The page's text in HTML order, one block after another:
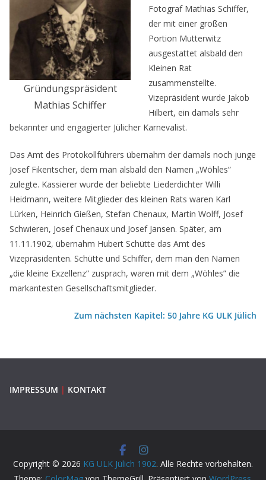
Gründungspräsident
Mathias Schiffer
Fotograf Mathias Schiffer,
der mit einer großen
Portion Mutterwitz
ausgestattet alsbald den
Kleinen Rat
zusammenstellte.
Vizepräsident wurde Jakob
Hilbert, ein damals sehr
bekannter und engagierter Jülicher Karnevalist.
Das Amt des Protokollführers übernahm der damals noch junge
Josef Fikentscher, dem man alsbald den Namen „Wöhles”
zulegte. Kassierer wurde der beliebte Liederdichter Willi
Heidmann, weitere Mitglieder des kleinen Rats waren Karl
Lürken, Heinrich Gießen, Stefan Chenaux, Martin Wolff, Josef
Schwieren, Josef Chenaux und Josef Jansen. Später, am
11.11.1902, übernahm Hubert Schütte das Amt des
Vizepräsidenten. Schütte und Schiffer, dem man den Namen
„die kleine Exzellenz” zusprach, waren mit dem „Wöhles” die
markantesten Gesellschaftsmitglieder.
Zum nächsten Kapitel: 50 Jahre KG ULK Jülich
IMPRESSUM | KONTAKT
Copyright © 2026 KG ULK Jülich 1902. Alle Rechte vorbehalten.